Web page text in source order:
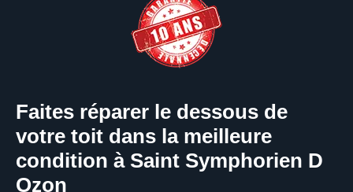
Faites réparer le dessous de
votre toit dans la meilleure
condition à Saint Symphorien D
Ozon